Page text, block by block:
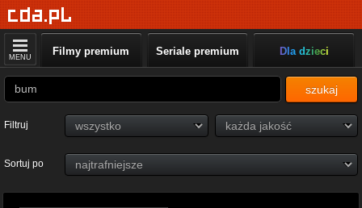
MENU Filmy premium Seriale premium Dla dzieci
szukaj
Filtruj
Sortuj po